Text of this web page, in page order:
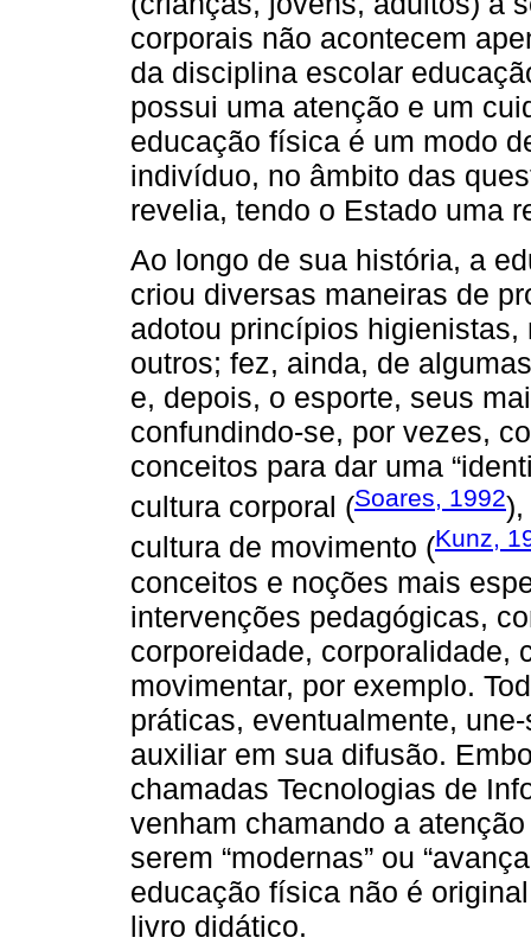
corporais não acontecem
da disciplina escolar
possui uma atenção e um
educação física é um modo
indivíduo, no âmbito das
revelia, tendo o Estado uma
Ao longo de sua história, a
criou diversas maneiras de
adotou princípios
outros; fez, ainda, de
e, depois, o esporte, seus
confundindo-se, por vezes,
conceitos para dar uma
cultura corporal (Soares, 1992),
cultura de movimento (Kunz,
conceitos e noções mais
intervenções pedagógicas,
corporeidade, corporalidade,
movimentar, por exemplo.
práticas, eventualmente,
auxiliar em sua difusão.
chamadas Tecnologias de
venham chamando a
serem “modernas” ou
educação física não é
livro didático.